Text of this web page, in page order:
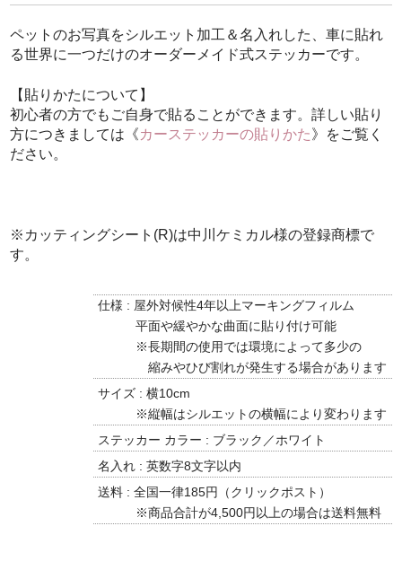
ペットのお写真をシルエット加工＆名入れした、車に貼れ
る世界に一つだけのオーダーメイド式ステッカーです。
【貼りかたについて】
初心者の方でもご自身で貼ることができます。詳しい貼り
方につきましては《カーステッカーの貼りかた》をご覧く
ださい。
※カッティングシート(R)は中川ケミカル様の登録商標で
す。
仕様 : 屋外対候性4年以上マーキングフィルム
平面や緩やかな曲面に貼り付け可能
※長期間の使用では環境によって多少の
縮みやひび割れが発生する場合があります
サイズ : 横10cm
※縦幅はシルエットの横幅により変わります
ステッカー カラー : ブラック／ホワイト
名入れ : 英数字8文字以内
送料 : 全国一律185円（クリックポスト）
※商品合計が4,500円以上の場合は送料無料